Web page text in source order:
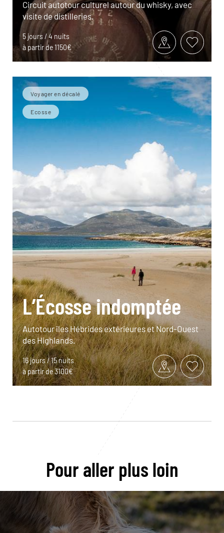
Circuit autotour culturel autour du whisky, avec
visite de distilleries.
5 jours / 4 nuits
à partir de 1150€
Voyager en décalé
Ecosse
L’Écosse indomptée
Autotour îles Hébrides extérieures et Nord-Ouest
des Highlands.
16 jours / 15 nuits
à partir de 3100€
Pour aller plus loin